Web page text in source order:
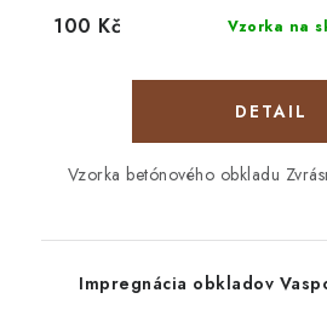
Vzorka na
100 Kč
DETAIL
Vzorka betónového obkladu
Impregnácia obkladov